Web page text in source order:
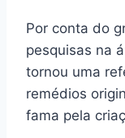
Por conta do
pesquisas na
tornou uma
remédios
fama pela